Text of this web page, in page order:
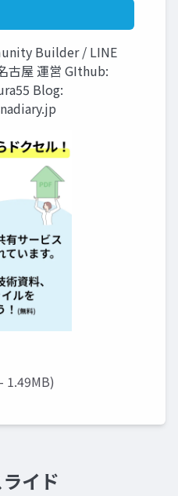
Builder / LINE
古屋 運営 GIthub:
Blog:
1.49MB)
イド